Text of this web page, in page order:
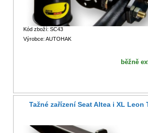
Kód zboží: SC43
Výrobce: AUTOHAK
běžně
Tažné zařízení Seat Altea i XL Leon